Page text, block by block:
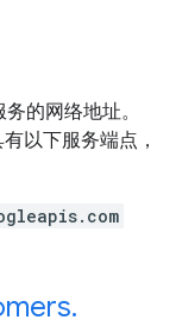
的网络地址。
以下服务端点，
.